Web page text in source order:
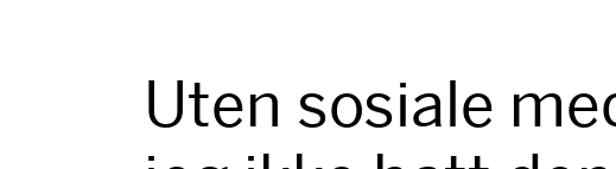
Uten sosiale